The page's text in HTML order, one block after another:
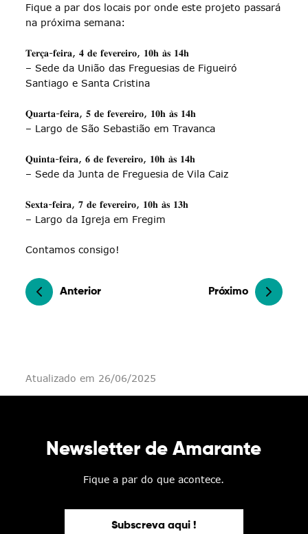
Fique a par dos locais por onde este projeto passará
na próxima semana:
𝐓𝐞𝐫𝐜̧𝐚-𝐟𝐞𝐢𝐫𝐚, 𝟒 𝐝𝐞 𝐟𝐞𝐯𝐞𝐫𝐞𝐢𝐫𝐨, 𝟏𝟎𝐡 𝐚̀𝐬 𝟏𝟒𝐡
– Sede da União das Freguesias de Figueiró
Santiago e Santa Cristina
𝐐𝐮𝐚𝐫𝐭𝐚-𝐟𝐞𝐢𝐫𝐚, 𝟓 𝐝𝐞 𝐟𝐞𝐯𝐞𝐫𝐞𝐢𝐫𝐨, 𝟏𝟎𝐡 𝐚̀𝐬 𝟏𝟒𝐡
– Largo de São Sebastião em Travanca
𝐐𝐮𝐢𝐧𝐭𝐚-𝐟𝐞𝐢𝐫𝐚, 𝟔 𝐝𝐞 𝐟𝐞𝐯𝐞𝐫𝐞𝐢𝐫𝐨, 𝟏𝟎𝐡 𝐚̀𝐬 𝟏𝟒𝐡
– Sede da Junta de Freguesia de Vila Caiz
𝐒𝐞𝐱𝐭𝐚-𝐟𝐞𝐢𝐫𝐚, 𝟕 𝐝𝐞 𝐟𝐞𝐯𝐞𝐫𝐞𝐢𝐫𝐨, 𝟏𝟎𝐡 𝐚̀𝐬 𝟏𝟑𝐡
– Largo da Igreja em Fregim
Contamos consigo!
Anterior Próximo
Atualizado em 26/06/2025
Newsletter de Amarante
Fique a par do que acontece.
Subscreva aqui !